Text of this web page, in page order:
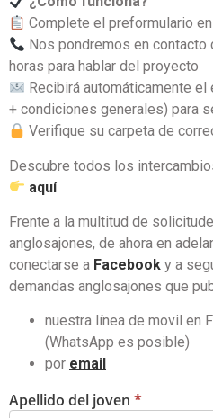
Complete el preformulario
Nos pondremos en
horas para hablar del proyecto
Recibirá automáticamente
+ condiciones generales) para
Verifique su carpeta de
Descubre todos los
aquí
Frente a la multitud de
anglosajones, de ahora en
conectarse a Facebook y a
demandas anglosajones que
nuestra línea de movil en
(WhatsApp es posible)
por email
Apellido del joven *